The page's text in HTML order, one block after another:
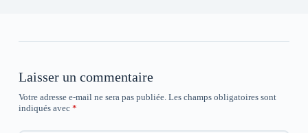
Laisser un commentaire
Votre adresse e-mail ne sera pas publiée. Les champs obligatoires sont
indiqués avec *